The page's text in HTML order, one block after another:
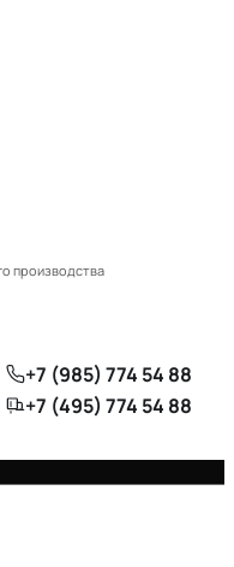
производства
+7 (985) 774 54 88
+7 (495) 774 54 88